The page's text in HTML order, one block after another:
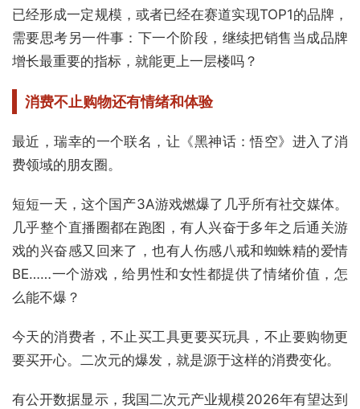
已经形成一定规模，或者已经在赛道实现TOP1的品牌，
需要思考另一件事：下一个阶段，继续把销售当成品牌
增长最重要的指标，就能更上一层楼吗？
消费不止购物还有情绪和体验
最近，瑞幸的一个联名，让《黑神话：悟空》进入了消
费领域的朋友圈。
短短一天，这个国产3A游戏燃爆了几乎所有社交媒体。
几乎整个直播圈都在跑图，有人兴奋于多年之后通关游
戏的兴奋感又回来了，也有人伤感八戒和蜘蛛精的爱情
BE……一个游戏，给男性和女性都提供了情绪价值，怎
么能不爆？
今天的消费者，不止买工具更要买玩具，不止要购物更
要买开心。二次元的爆发，就是源于这样的消费变化。
有公开数据显示，我国二次元产业规模2026年有望达到